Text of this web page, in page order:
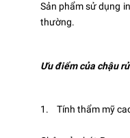
Sản phẩm sử dụng
thường.
Ưu điểm của chậu
1. Tính thẩm mỹ